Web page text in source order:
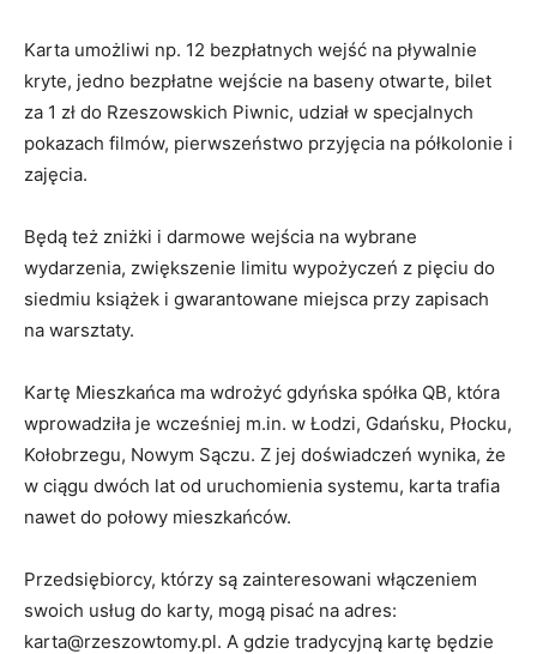
Karta umożliwi np. 12 bezpłatnych wejść na pływalnie
kryte, jedno bezpłatne wejście na baseny otwarte, bilet
za 1 zł do Rzeszowskich Piwnic, udział w specjalnych
pokazach filmów, pierwszeństwo przyjęcia na półkolonie i
zajęcia.
Będą też zniżki i darmowe wejścia na wybrane
wydarzenia, zwiększenie limitu wypożyczeń z pięciu do
siedmiu książek i gwarantowane miejsca przy zapisach
na warsztaty.
Kartę Mieszkańca ma wdrożyć gdyńska spółka QB, która
wprowadziła je wcześniej m.in. w Łodzi, Gdańsku, Płocku,
Kołobrzegu, Nowym Sączu. Z jej doświadczeń wynika, że
w ciągu dwóch lat od uruchomienia systemu, karta trafia
nawet do połowy mieszkańców.
Przedsiębiorcy, którzy są zainteresowani włączeniem
swoich usług do karty, mogą pisać na adres:
karta@rzeszowtomy.pl. A gdzie tradycyjną kartę będzie